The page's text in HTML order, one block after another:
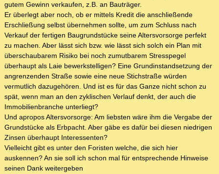
gutem Gewinn verkaufen, z.B. an Bauträger.
Er überlegt aber noch, ob er mittels Kredit die anschließende
Erschließung selbst übernehmen sollte, um zum Schluss nach
Verkauf der fertigen Baugrundstücke seine Altersvorsorge perfekt
zu machen. Aber lässt sich bzw. wie lässt sich solch ein Plan mit
überschaubarem Risiko bei noch zumutbarem Stresspegel
überhaupt als Laie bewerkstelligen? Eine Grundinstandsetzung der
angrenzenden Straße sowie eine neue Stichstraße würden
vermutlich dazugehören. Und ist es für das Ganze nicht schon zu
spät, wenn man an den zyklischen Verlauf denkt, der auch die
Immobilienbranche unterliegt?
Und apropos Altersvorsorge: Am liebsten wäre ihm die Vergabe der
Grundstücke als Erbpacht. Aber gäbe es dafür bei diesen niedrigen
Zinsen überhaupt Interessenten?
Vielleicht gibt es unter den Foristen welche, die sich hier
auskennen? An sie soll ich schon mal für entsprechende Hinweise
seinen Dank weitergeben